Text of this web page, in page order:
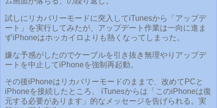
試しにリカバリーモードに突入してiTunesから「アップデ
ート」を実行してみたが、アップデート作業は一向に進ま
ずiPhoneはホッカイロよりも熱くなってしまった。
嫌な予感がしたのでケーブルを引き抜き無理やりアップデ
ートを中止してiPhoneを強制再起動。
その後iPhoneはリカバリーモードのままで、改めてPCと
iPhoneを接続したところ、 iTunesからは「このiPhoneは復
元する必要があります」的なメッセージを告げられる。実